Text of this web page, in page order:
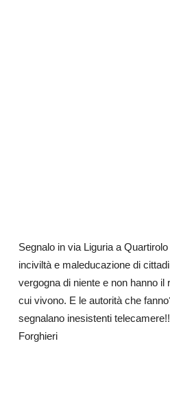
Segnalo in via Liguria a
inciviltà e maleducazione di
vergogna di niente e non hanno il
cui vivono. E le autorità che
segnalano inesistenti
Forghieri